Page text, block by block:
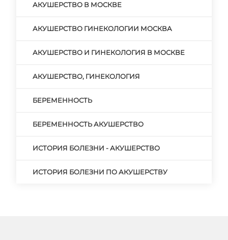
АКУШЕРСТВО В МОСКВЕ
АКУШЕРСТВО ГИНЕКОЛОГИИ МОСКВА
АКУШЕРСТВО И ГИНЕКОЛОГИЯ В МОСКВЕ
АКУШЕРСТВО, ГИНЕКОЛОГИЯ
БЕРЕМЕННОСТЬ
БЕРЕМЕННОСТЬ АКУШЕРСТВО
ИСТОРИЯ БОЛЕЗНИ - АКУШЕРСТВО
ИСТОРИЯ БОЛЕЗНИ ПО АКУШЕРСТВУ